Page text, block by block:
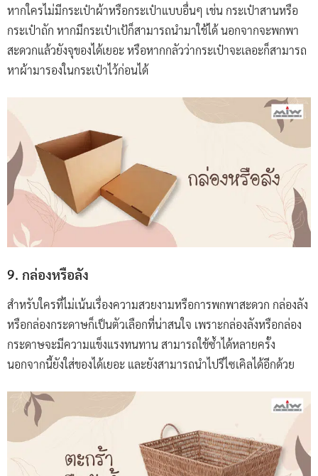
หากใครไม่มีกระเป๋าผ้าหรือกระเป๋าแบบอื่นๆ เช่น กระเป๋าสานหรือ
กระเป๋าถัก หากมีกระเป๋าเป้ก็สามารถนำมาใช้ได้ นอกจากจะพกพา
สะดวกแล้วยังจุของได้เยอะ หรือหากกลัวว่ากระเป๋าจะเลอะก็สามารถ
หาผ้ามารองในกระเป๋าไว้ก่อนได้
9. กล่องหรือลัง
สำหรับใครที่ไม่เน้นเรื่องความสวยงามหรือการพกพาสะดวก กล่องลัง
หรือกล่องกระดาษก็เป็นตัวเลือกที่น่าสนใจ เพราะกล่องลังหรือกล่อง
กระดาษจะมีความแข็งแรงทนทาน สามารถใช้ซ้ำได้หลายครั้ง
นอกจากนี้ยังใส่ของได้เยอะ และยังสามารถนำไปรีไซเคิลได้อีกด้วย